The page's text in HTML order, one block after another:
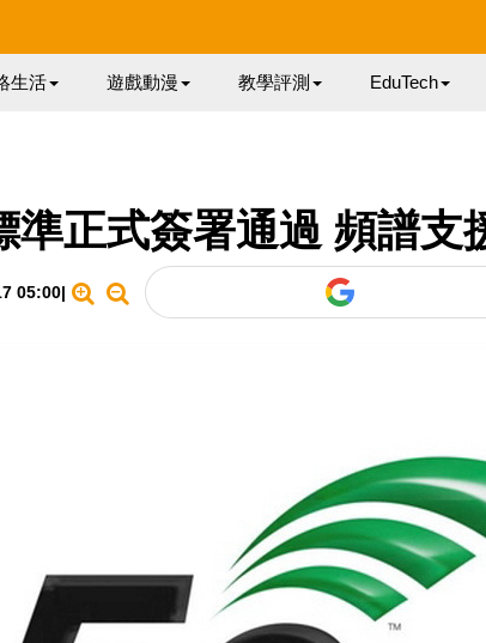
生活 遊戲動漫 教學評測 EduTech
準正式簽署通過 頻譜支
05:00|